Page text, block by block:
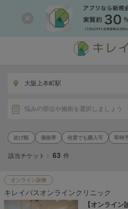
大阪上本町駅
悩みの部位や施術を選択しましょう
価格帯 何度でも購入可 即時
該当チケット： 63 件
オンライン診療
キレイパスオンラインクリニック
【オンライ